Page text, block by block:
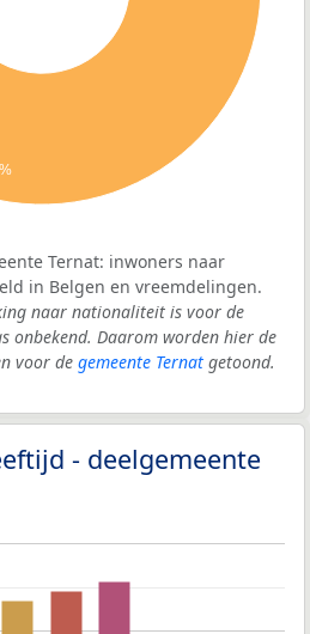
Ternat: inwoners naar
in Belgen en vreemdelingen.
naar nationaliteit is voor de
onbekend. Daarom worden hier de
voor de gemeente Ternat getoond.
- deelgemeente